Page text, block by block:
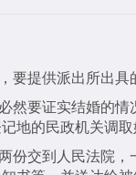
提供派出所出具
然要证实结婚的
地的民政机关调
份交到人民法院